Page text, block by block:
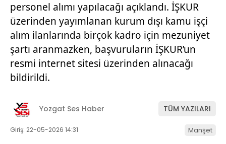
personel alımı yapılacağı açıklandı. İŞKUR
üzerinden yayımlanan kurum dışı kamu işçi
alım ilanlarında birçok kadro için mezuniyet
şartı aranmazken, başvuruların İŞKUR’un
resmi internet sitesi üzerinden alınacağı
bildirildi.
Yozgat Ses Haber TÜM YAZILARI
Giriş: 22-05-2026 14:31 Manşet